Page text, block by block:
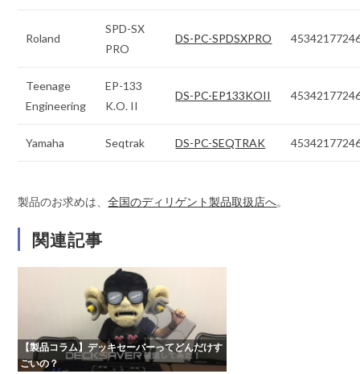
Roland
SPD-SX
PRO
DS-PC-SPDSXPRO
Teenage
Engineering
EP-133
K.O. II
DS-PC-EP133KOII
Yamaha Seqtrak DS-PC-SEQTRAK
製品のお求めは、全国のディリゲント製品取扱店へ。
関連記事
【製品コラム】デッキセーバーってどんだけす
ごいの？